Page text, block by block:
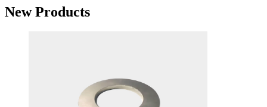
New Products